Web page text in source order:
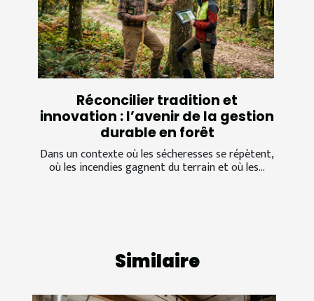
Réconcilier tradition et
innovation : l’avenir de la gestion
durable en forêt
Dans un contexte où les sécheresses se répètent,
où les incendies gagnent du terrain et où les...
Similaire